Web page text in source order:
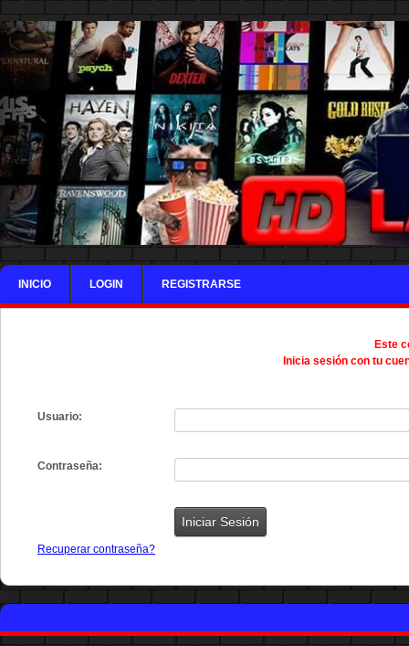
INICIO LOGIN REGISTRARSE
Este
Inicia sesión con tu
Usuario:
Contraseña:
Recuperar contraseña?